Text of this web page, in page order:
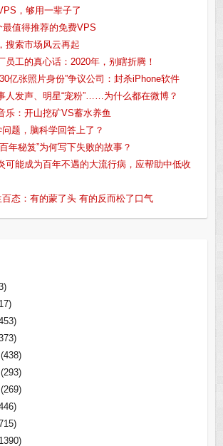
，够用一辈子了
最值得推荐的免费VPS
搜索市场风云再起
员工的真心话：2020年，别瞎折腾！
亿张照片身份”争议公司：封杀iPhone软件
人发声、明星“宠粉”……为什么都在微博？
乐：开山挖矿VS蓄水养鱼
题，脑科学回答上了？
年秘笈”为何写下失败的故事？
可能成为百年不遇的大流行病，应帮助中低收
百态：有的蒙了头 有的反而松了口气
(438)
(293)
(269)